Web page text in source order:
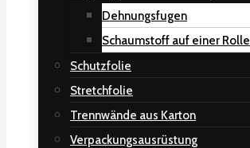
Dehnungsfugen
Schaumstoff auf einer Rolle
Schutzfolie
Stretchfolie
Trennwände aus Karton
Verpackungsausrüstung